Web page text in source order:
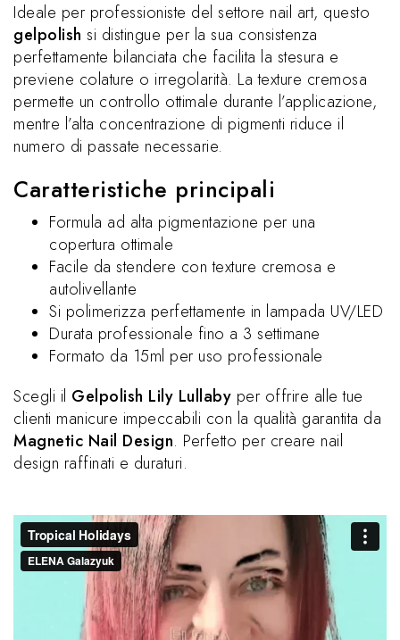
Ideale per professioniste del settore nail art, questo
gelpolish si distingue per la sua consistenza
perfettamente bilanciata che facilita la stesura e
previene colature o irregolarità. La texture cremosa
permette un controllo ottimale durante l’applicazione,
mentre l’alta concentrazione di pigmenti riduce il
numero di passate necessarie.
Caratteristiche principali
Formula ad alta pigmentazione per una
copertura ottimale
Facile da stendere con texture cremosa e
autolivellante
Si polimerizza perfettamente in lampada UV/LED
Durata professionale fino a 3 settimane
Formato da 15ml per uso professionale
Scegli il Gelpolish Lily Lullaby per offrire alle tue
clienti manicure impeccabili con la qualità garantita da
Magnetic Nail Design. Perfetto per creare nail
design raffinati e duraturi.